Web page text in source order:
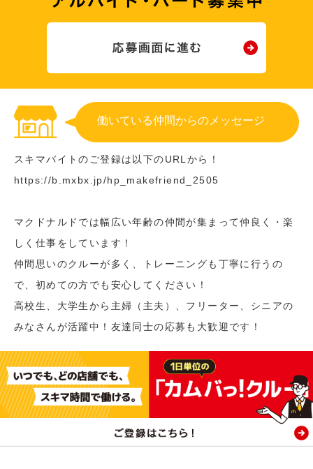
働いている仲間からのメッセージ
スキマバイトのご登録は以下のURLから！
https://b.mxbx.jp/hp_makefriend_2505
マクドナルドでは幅広い年齢の仲間が集まって仲良く・楽
しく仕事をしています！
仲間思いのクルーが多く、トレーニングも丁寧に行うの
で、初めての方でも安心してください！
高校生、大学生から主婦（主夫）、フリーター、シニアの
みなさんが活躍中！友達同士の応募も大歓迎です！